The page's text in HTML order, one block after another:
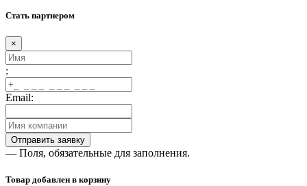
Стать партнером
×
:
Email:
— Поля, обязательные для заполнения.
Товар добавлен в корзину